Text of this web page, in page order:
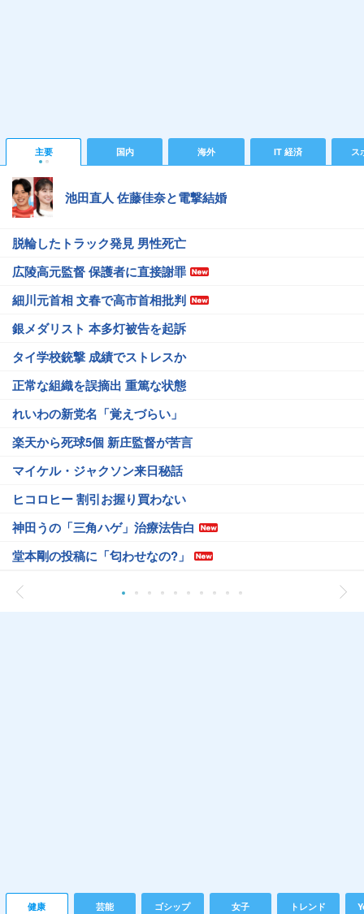
主要 国内 海外 IT 経済 ス
池田直人 佐藤佳奈と電撃結婚
脱輪したトラック発見 男性死亡
広陵高元監督 保護者に直接謝罪
細川元首相 文春で高市首相批判
銀メダリスト 本多灯被告を起訴
タイ学校銃撃 成績でストレスか
正常な組織を誤摘出 重篤な状態
れいわの新党名「覚えづらい」
楽天から死球5個 新庄監督が苦言
マイケル・ジャクソン来日秘話
ヒコロヒー 割引お握り買わない
神田うの「三角ハゲ」治療法告白
堂本剛の投稿に「匂わせなの?」
健康 芸能 ゴシップ 女子 トレンド